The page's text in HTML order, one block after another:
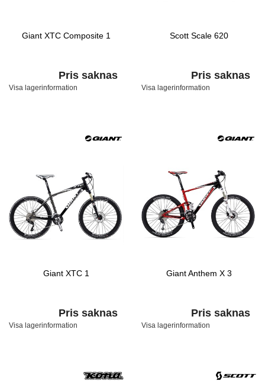
Giant XTC Composite 1
Pris saknas
Visa lagerinformation
Scott Scale 620
Pris saknas
Visa lagerinformation
Giant XTC 1
Pris saknas
Visa lagerinformation
Giant Anthem X 3
Pris saknas
Visa lagerinformation